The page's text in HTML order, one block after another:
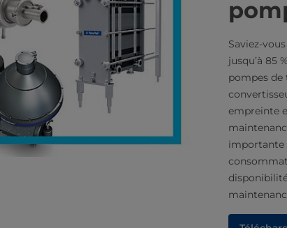
Saviez-
jusqu’à 85
pompes de
empreinte
importante